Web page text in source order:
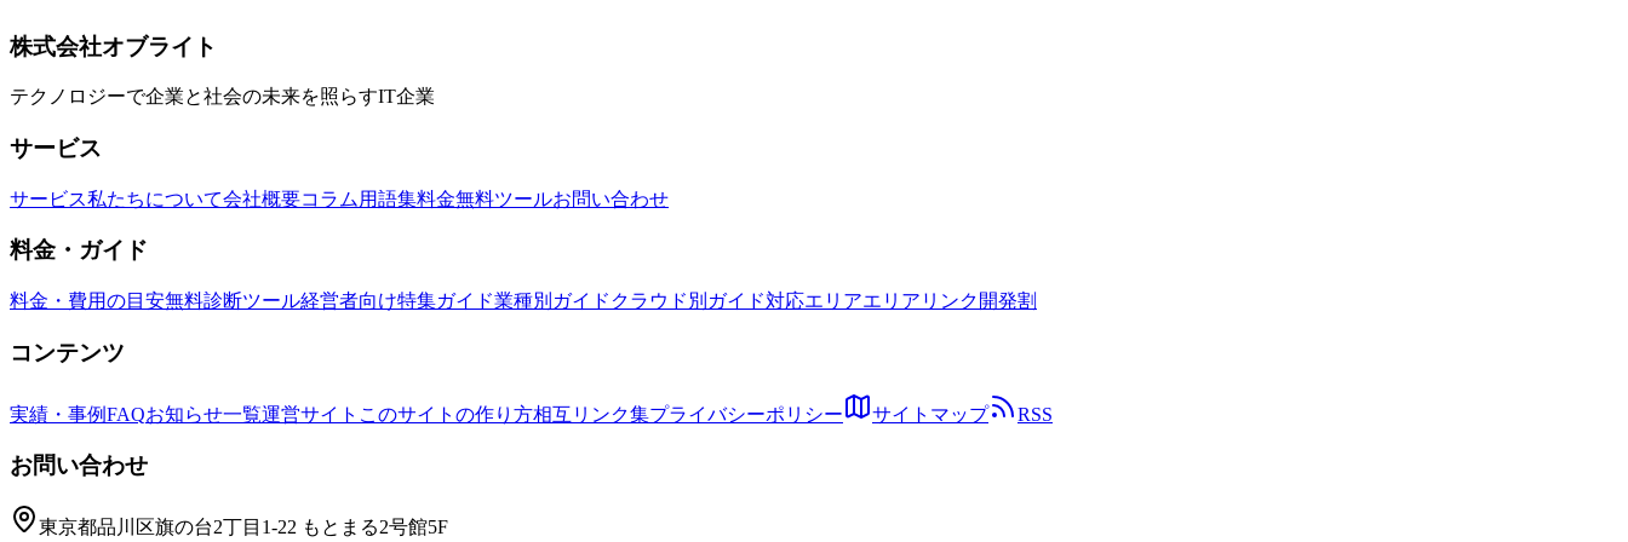
AI API
コスト最適化
株式会社オブライト
テクノロジーで企業と社会の未来を照らすIT企業
サービス
サービス私たちについて会社概要コラム 用語集料金無料ツールお問い合わせ
料金・ガイド
料金・費用の目安無料診断ツール経営者向け特集ガイド業種別ガイド クラウド別ガイド対応エリアエリアリンク開発割
コンテンツ
実績・事例FAQお知らせ一覧運営サイト このサイトの作り方相互リンク集プライバシーポリシー サイトマップ RSS
お問い合わせ
東京都品川区旗の台2丁目1-22 もとまる2号館5F